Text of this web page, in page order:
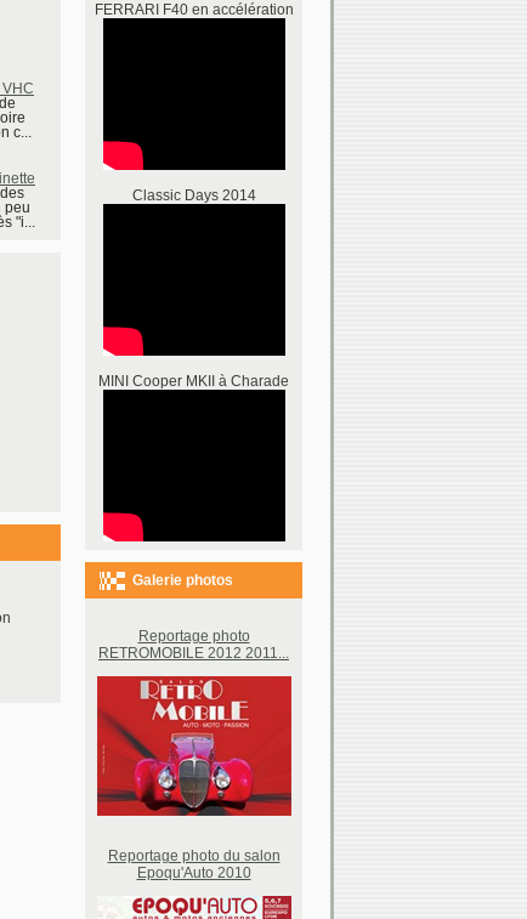
c...
peu
"i...
FERRARI F40 en accélération
Classic Days 2014
MINI Cooper MKII à Charade
Galerie photos
Reportage photo
RETROMOBILE 2012 2011...
Reportage photo du salon
Epoqu'Auto 2010